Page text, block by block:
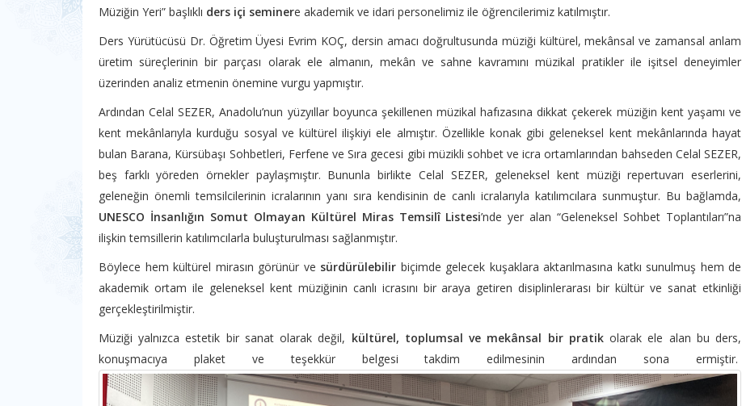
Müziğin Yeri” başlıklı ders içi seminere akademik ve idari personelimiz ile öğrencilerimiz katılmıştır.
Ders Yürütücüsü Dr. Öğretim Üyesi Evrim KOÇ, dersin amacı doğrultusunda müziği kültürel, mekânsal ve zamansal anlam
üretim süreçlerinin bir parçası olarak ele almanın, mekân ve sahne kavramını müzikal pratikler ile işitsel deneyimler
üzerinden analiz etmenin önemine vurgu yapmıştır.
Ardından Celal SEZER, Anadolu’nun yüzyıllar boyunca şekillenen müzikal hafızasına dikkat çekerek müziğin kent yaşamı ve
kent mekânlarıyla kurduğu sosyal ve kültürel ilişkiyi ele almıştır. Özellikle konak gibi geleneksel kent mekânlarında hayat
bulan Barana, Kürsübaşı Sohbetleri, Ferfene ve Sıra gecesi gibi müzikli sohbet ve icra ortamlarından bahseden Celal SEZER,
beş farklı yöreden örnekler paylaşmıştır. Bununla birlikte Celal SEZER, geleneksel kent müziği repertuvarı eserlerini,
geleneğin önemli temsilcilerinin icralarının yanı sıra kendisinin de canlı icralarıyla katılımcılara sunmuştur. Bu bağlamda,
UNESCO İnsanlığın Somut Olmayan Kültürel Miras Temsilî Listesi’nde yer alan “Geleneksel Sohbet Toplantıları”na
ilişkin temsillerin katılımcılarla buluşturulması sağlanmıştır.
Böylece hem kültürel mirasın görünür ve sürdürülebilir biçimde gelecek kuşaklara aktarılmasına katkı sunulmuş hem de
akademik ortam ile geleneksel kent müziğinin canlı icrasını bir araya getiren disiplinlerarası bir kültür ve sanat etkinliği
gerçekleştirilmiştir.
Müziği yalnızca estetik bir sanat olarak değil, kültürel, toplumsal ve mekânsal bir pratikolarak ele alan bu ders,
konuşmacıya plaket ve teşekkür belgesi takdim edilmesinin ardından sona ermiştir.